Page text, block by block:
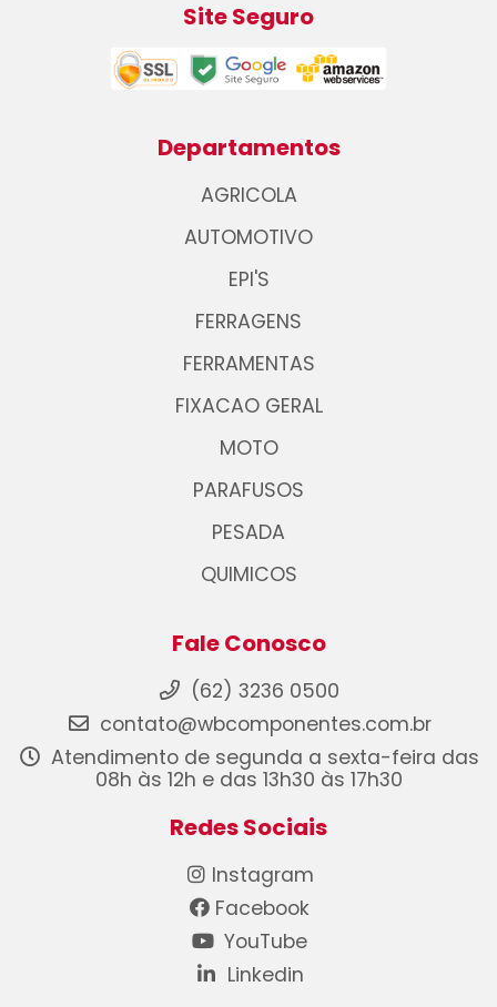
Site Seguro
Departamentos
AGRICOLA
AUTOMOTIVO
EPI'S
FERRAGENS
FERRAMENTAS
FIXACAO GERAL
MOTO
PARAFUSOS
PESADA
QUIMICOS
Fale Conosco
(62) 3236 0500
contato@wbcomponentes.com.br
Atendimento de segunda a sexta-feira das
08h às 12h e das 13h30 às 17h30
Redes Sociais
Instagram
Facebook
YouTube
Linkedin